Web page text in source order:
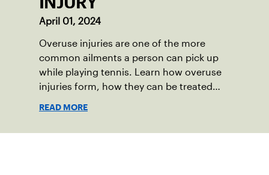
April 01, 2024
Overuse injuries are one of the more
common ailments a person can pick up
while playing tennis. Learn how overuse
injuries form, how they can be treated
READ MORE